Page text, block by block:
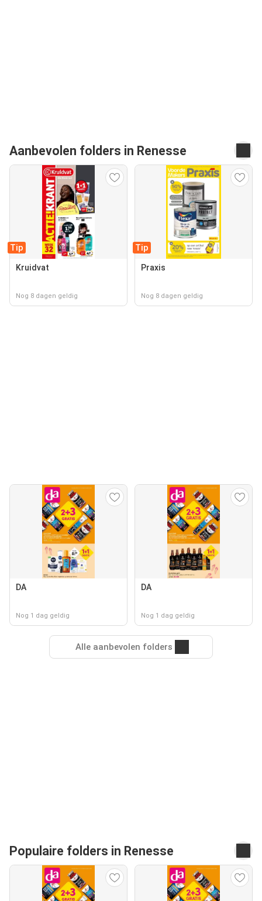
Aanbevolen folders in Renesse
Tip
Kruidvat
Nog 8 dagen geldig
Tip
Praxis
Nog 8 dagen geldig
DA
Nog 1 dag geldig
DA
Nog 1 dag geldig
Alle aanbevolen folders
Populaire folders in Renesse